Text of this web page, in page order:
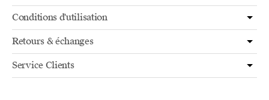
Conditions d'utilisation
Retours & échanges
Service Clients